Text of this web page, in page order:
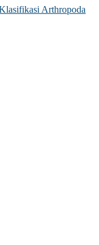
Arthropoda